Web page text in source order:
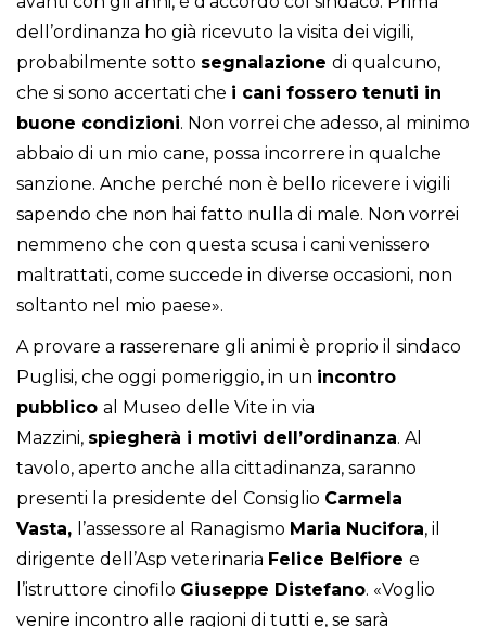
dell’ordinanza ho già ricevuto la visita dei vigili,
probabilmente sotto segnalazione di qualcuno,
che si sono accertati che i cani fossero tenuti in
buone condizioni. Non vorrei che adesso, al minimo
abbaio di un mio cane, possa incorrere in qualche
sanzione. Anche perché non è bello ricevere i vigili
sapendo che non hai fatto nulla di male. Non vorrei
nemmeno che con questa scusa i cani venissero
maltrattati, come succede in diverse occasioni, non
soltanto nel mio paese».
A provare a rasserenare gli animi è proprio il sindaco
Puglisi, che oggi pomeriggio, in un incontro
pubblico al Museo delle Vite in via
Mazzini, spiegherà i motivi dell’ordinanza. Al
tavolo, aperto anche alla cittadinanza, saranno
presenti la presidente del Consiglio Carmela
Vasta, l’assessore al Ranagismo Maria Nucifora, il
dirigente dell’Asp veterinaria Felice Belfiore e
l’istruttore cinofilo Giuseppe Distefano. «Voglio
venire incontro alle ragioni di tutti e, se sarà